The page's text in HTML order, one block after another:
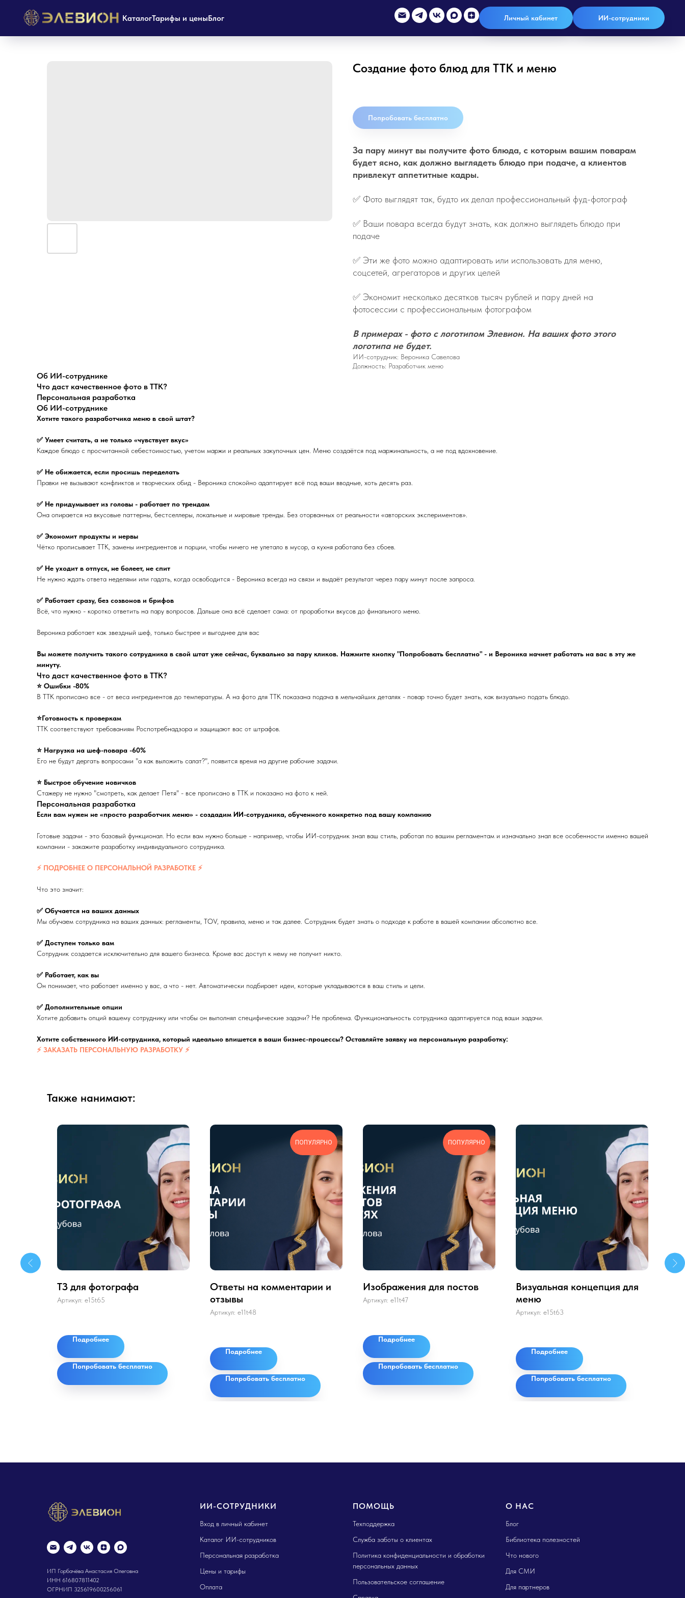
КаталогТарифы и ценыБлог Личный кабинет ИИ-сотрудники
Создание фото блюд для ТТК и меню
Попробовать бесплатно
За пару минут вы получите фото блюда, с которым вашим поварам
будет ясно, как должно выглядеть блюдо при подаче, а клиентов
привлекут аппетитные кадры.
✅ Фото выглядят так, будто их делал профессиональный фуд-фотограф
✅ Ваши повара всегда будут знать, как должно выглядеть блюдо при
подаче
✅ Эти же фото можно адаптировать или использовать для меню,
соцсетей, агрегаторов и других целей
✅ Экономит несколько десятков тысяч рублей и пару дней на
фотосессии с профессиональным фотографом
В примерах - фото с логотипом Элевион. На ваших фото этого
логотипа не будет.
ИИ-сотрудник: Вероника Савелова
Должность: Разработчик меню
Об ИИ-сотруднике
Что даст качественное фото в ТТК?
Персональная разработка
Об ИИ-сотруднике
Хотите такого разработчика меню в свой штат?
✅ Умеет считать, а не только «чувствует вкус»
Каждое блюдо с просчитанной себестоимостью, учетом маржи и реальных закупочных цен. Меню создаётся под маржинальность, а не под вдохновение.
✅ Не обижается, если просишь переделать
Правки не вызывают конфликтов и творческих обид - Вероника спокойно адаптирует всё под ваши вводные, хоть десять раз.
✅ Не придумывает из головы - работает по трендам
Она опирается на вкусовые паттерны, бестселлеры, локальные и мировые тренды. Без оторванных от реальности «авторских экспериментов».
✅ Экономит продукты и нервы
Чётко прописывает ТТК, замены ингредиентов и порции, чтобы ничего не улетало в мусор, а кухня работала без сбоев.
✅ Не уходит в отпуск, не болеет, не спит
Не нужно ждать ответа неделями или гадать, когда освободится - Вероника всегда на связи и выдаёт результат через пару минут после запроса.
✅ Работает сразу, без созвонов и брифов
Всё, что нужно - коротко ответить на пару вопросов. Дальше она всё сделает сама: от проработки вкусов до финального меню.
Вероника работает как звездный шеф, только быстрее и выгоднее для вас
Вы можете получить такого сотрудника в свой штат уже сейчас, буквально за пару кликов. Нажмите кнопку "Попробовать бесплатно" - и Вероника начнет работать на вас в эту же
минуту.
Что даст качественное фото в ТТК?
⭐ Ошибки -80%
В ТТК прописано все - от веса ингредиентов до температуры. А на фото для ТТК показана подача в мельчайших деталях - повар точно будет знать, как визуально подать блюдо.
⭐Готовность к проверкам
ТТК соответствуют требованиям Роспотребнадзора и защищают вас от штрафов.
⭐ Нагрузка на шеф-повара -60%
Его не будут дергать вопросами "а как выложить салат?", появится время на другие рабочие задачи.
⭐ Быстрое обучение новичков
Стажеру не нужно "смотреть, как делает Петя" - все прописано в ТТК и показано на фото к ней.
Персональная разработка
Если вам нужен не «просто разработчик меню» - создадим ИИ-сотрудника, обученного конкретно под вашу компанию
Готовые задачи - это базовый функционал. Но если вам нужно больше - например, чтобы ИИ-сотрудник знал ваш стиль, работал по вашим регламентам и изначально знал все особенности именно вашей
компании - закажите разработку индивидуального сотрудника.
⚡ ПОДРОБНЕЕ О ПЕРСОНАЛЬНОЙ РАЗРАБОТКЕ ⚡
Что это значит:
✅ Обучается на ваших данных
Мы обучаем сотрудника на ваших данных: регламенты, TOV, правила, меню и так далее. Сотрудник будет знать о подходе к работе в вашей компании абсолютно все.
✅ Доступен только вам
Сотрудник создается исключительно для вашего бизнеса. Кроме вас доступ к нему не получит никто.
✅ Работает, как вы
Он понимает, что работает именно у вас, а что - нет. Автоматически подбирает идеи, которые укладываются в ваш стиль и цели.
✅ Дополнительные опции
Хотите добавить опций вашему сотруднику или чтобы он выполнял специфические задачи? Не проблема. Функциональность сотрудника адаптируется под ваши задачи.
Хотите собственного ИИ-сотрудника, который идеально впишется в ваши бизнес-процессы? Оставляйте заявку на персональную разработку:
⚡ ЗАКАЗАТЬ ПЕРСОНАЛЬНУЮ РАЗРАБОТКУ ⚡
Также нанимают:
ТЗ для фотографа
Артикул: e15t65
Подробнее
Попробовать бесплатно
ПОПУЛЯРНО
Ответы на комментарии и
отзывы
Артикул: e11t48
Подробнее
Попробовать бесплатно
ПОПУЛЯРНО
Изображения для постов
Артикул: e11t47
Подробнее
Попробовать бесплатно
Визуальная концепция для
меню
Артикул: e15t63
Подробнее
Попробовать бесплатно
ИП Горбачёва Анастасия Олеговна
ИНН 616807811402
ОГРНИП 325619600256061
ИИ-СОТРУДНИКИ
Вход в личный кабинет
Каталог ИИ-сотрудников
Персональная разработка
Цены и тарифы
Оплата
ПОМОЩЬ
Техподдержка
Служба заботы о клиентах
Политика конфиденциальности и обработки
персональных данных
Пользовательское соглашение
О НАС
Блог
Библиотека полезностей
Что нового
Для СМИ
Для партнеров